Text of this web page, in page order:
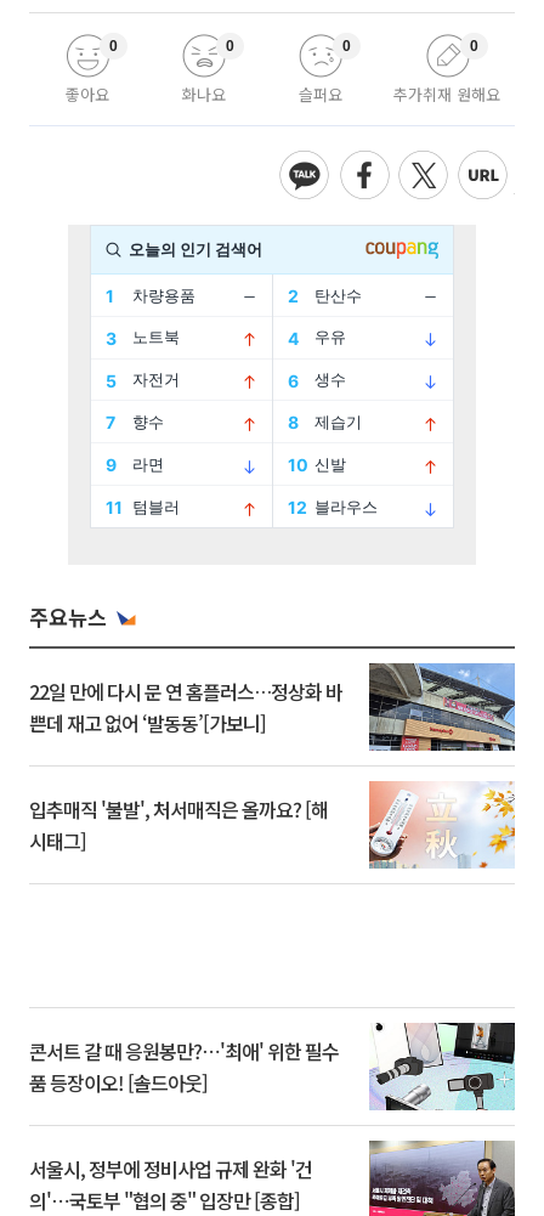
좋아요
0
화나요
0
슬퍼요
0
추가취재 원해요
0
주요뉴스
22일 만에 다시 문 연 홈플러스…정상화 바
쁜데 재고 없어 ‘발동동’[가보니]
입추매직 '불발', 처서매직은 올까요? [해
시태그]
콘서트 갈 때 응원봉만?⋯'최애' 위한 필수
품 등장이오! [솔드아웃]
서울시, 정부에 정비사업 규제 완화 '건
의'⋯국토부 "협의 중" 입장만 [종합]